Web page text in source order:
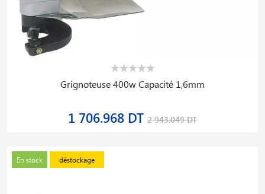
Grignoteuse 400w Capacité 1,6mm
1 706.968 DT 2 943.049 DT
En stock déstockage